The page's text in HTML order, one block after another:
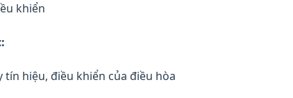
khiển
tín hiệu, điều khiển của điều hòa